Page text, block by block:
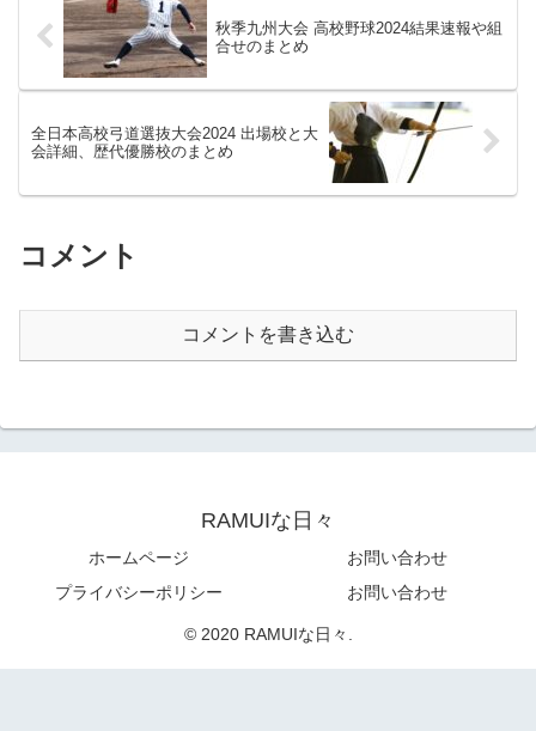
秋季九州大会 高校野球2024結果速報や組
合せのまとめ
全日本高校弓道選抜大会2024 出場校と大
会詳細、歴代優勝校のまとめ
コメント
コメントを書き込む
RAMUIな日々
ホームページ
お問い合わせ
プライバシーポリシー
お問い合わせ
© 2020 RAMUIな日々.